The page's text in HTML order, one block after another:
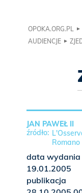
OPOKA.ORG.PL
AUDIENCJE
JAN PAWEŁ II
Romano
data wydania
19.01.2005
publikacja